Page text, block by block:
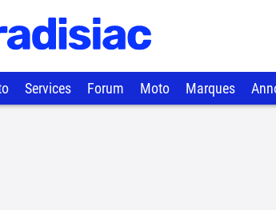
Services Forum Moto Marques